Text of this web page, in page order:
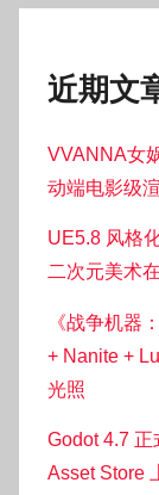
近期文
VVANNA女
动端电影级
UE5.8 风格
二次元美术
《战争机器
+ Nanite +
光照
Godot 4.7
Asset Store